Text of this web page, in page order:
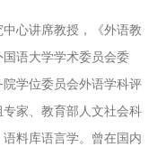
心讲席教授，《外语教
语大学学术委员会委
学位委员会外语学科评
家、教育部人文社会科
料库语言学。曾在国内